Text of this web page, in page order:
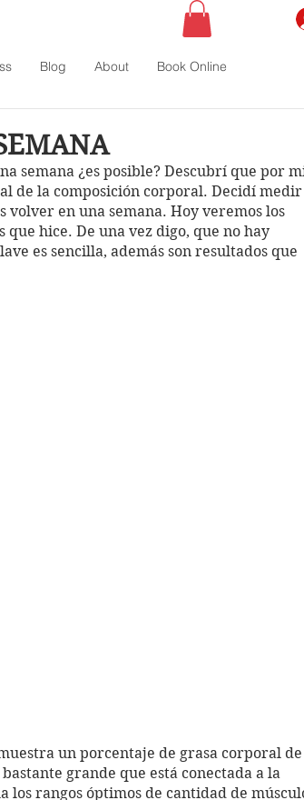
Blog About Book Online
semana ¿es posible? Descubrí que por
de la composición corporal. Decidí medir
en una semana. Hoy veremos los
hice. De una vez digo, que no hay
es sencilla, además son resultados que
un porcentaje de grasa corporal de
grande que está conectada a la
los rangos óptimos de cantidad de